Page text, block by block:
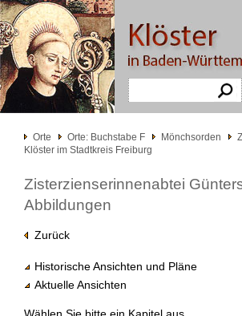
Orte Orte: Buchstabe F Mönchsorden
Klöster im Stadtkreis Freiburg
Zisterzienserinnenabtei
Abbildungen
Zurück
Historische Ansichten und Pläne
Aktuelle Ansichten